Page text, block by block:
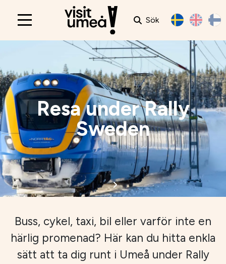
Main
Sök
Resa under Rally
Sweden
Buss, cykel, taxi, bil eller varför inte en
härlig promenad? Här kan du hitta enkla
sätt att ta dig runt i Umeå under Rally